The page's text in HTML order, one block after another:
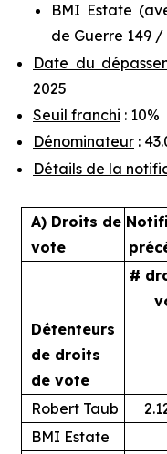
BMI Estate
de Guerre 149 /
Date du
2025
Seuil franchi : 10%
Dénominateur :
Détails de la
A) Droits de
vote
#
Détenteurs
de droits
de vote
Robert Taub
BMI Estate